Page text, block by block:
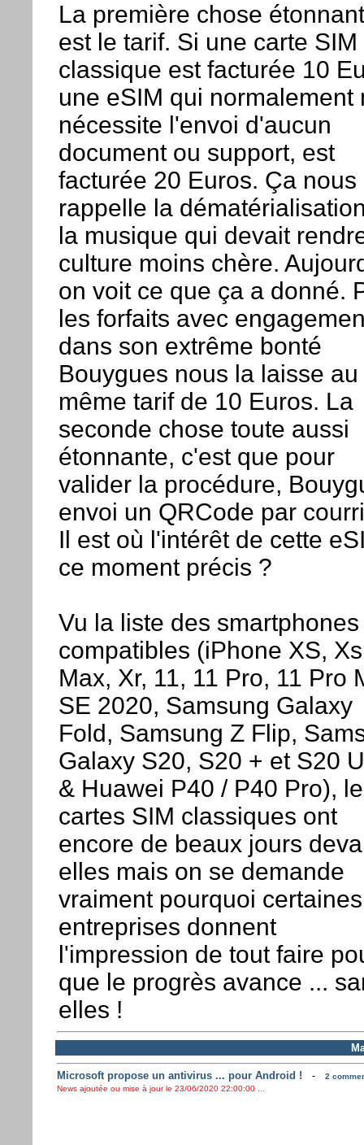
La première chose
est le tarif. Si une carte SIM
classique est facturée 10
une eSIM qui normalement
nécessite l'envoi d'aucun
document ou support, est
facturée 20 Euros. Ça nous
rappelle la
la musique qui devait
culture moins chère.
on voit ce que ça a donné.
les forfaits avec
dans son extrême bonté
Bouygues nous la laisse au
même tarif de 10 Euros. La
seconde chose toute aussi
étonnante, c'est que pour
valider la procédure,
envoi un QRCode par
Il est où l'intérêt de cette
ce moment précis ?
Vu la liste des smartphones
compatibles (iPhone XS, Xs
Max, Xr, 11, 11 Pro, 11 Pro
SE 2020, Samsung Galaxy
Fold, Samsung Z Flip,
Galaxy S20, S20 + et S20
& Huawei P40 / P40 Pro),
cartes SIM classiques ont
encore de beaux jours
elles mais on se demande
vraiment pourquoi certaines
entreprises donnent
l'impression de tout faire
que le progrès avance ...
elles !
Microsoft propose un antivirus ... pour Android ! -
2
News ajoutée ou mise à jour le 23/06/2020 22:00:00 ...